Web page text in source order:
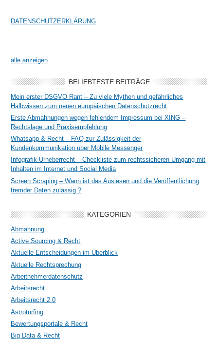
DATENSCHUTZERKLÄRUNG
alle anzeigen
BELIEBTESTE BEITRÄGE
Mein erster DSGVO Rant – Zu viele Mythen und gefährliches
Halbwissen zum neuen europäischen Datenschutzrecht
Erste Abmahnungen wegen fehlendem Impressum bei XING –
Rechtslage und Praxisempfehlung
Whatsapp & Recht – FAQ zur Zulässigkeit der
Kundenkommunikation über Mobile Messenger
Infografik Urheberrecht – Checkliste zum rechtssicheren Umgang mit
Inhalten im Internet und Social Media
Screen Scraping – Wann ist das Auslesen und die Veröffentlichung
fremder Daten zulässig ?
KATEGORIEN
Abmahnung
Active Sourcing & Recht
Aktuelle Entscheidungen im Überblick
Aktuelle Rechtsprechung
Arbeitnehmerdatenschutz
Arbeitsrecht
Arbeitsrecht 2.0
Astroturfing
Bewertungsportale & Recht
Big Data & Recht